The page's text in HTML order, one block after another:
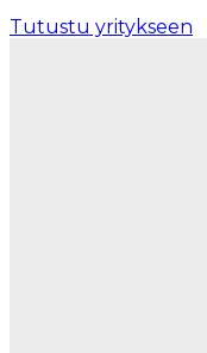
Tutustu yritykseen